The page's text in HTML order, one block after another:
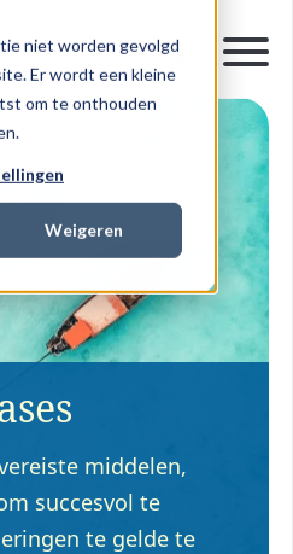
niet worden gevolgd
Er wordt een kleine
om te onthouden
Weigeren
middelen,
succesvol te
te gelde te